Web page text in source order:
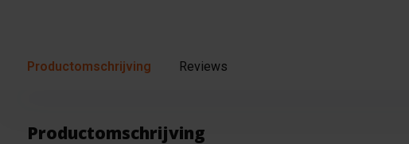
Productomschrijving Reviews
Productomschrijving